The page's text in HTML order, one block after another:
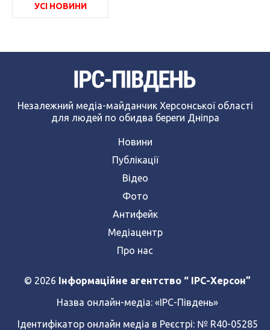
УСІ НОВИНИ
Незалежний медіа-майданчик Херсонської області
для людей по обидва береги Дніпра
Новини
Публікації
Відео
Фото
Антифейк
Медіацентр
Про нас
© 2026
Інформаційне агентство “ IPC-Херсон”
Назва онлайн-медіа: «ІРС-Південь»
Ідентифікатор онлайн медіа в Реєстрі: № R40-05285